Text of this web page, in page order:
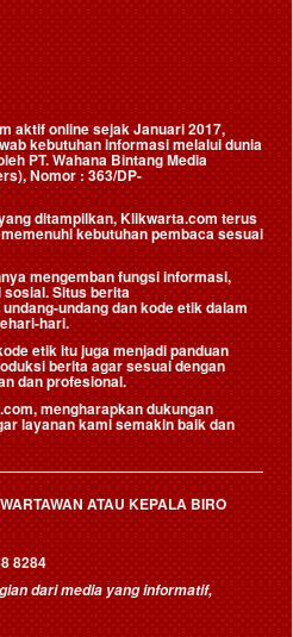
aktif online sejak Januari 2017,
kebutuhan informasi melalui dunia
PT. Wahana Bintang Media
, Nomor : 363/DP-
ditampilkan, Klikwarta.com terus
kebutuhan pembaca sesuai
mengemban fungsi informasi,
Situs berita
undang dan kode etik dalam
hari.
etik itu juga menjadi panduan
berita agar sesuai dengan
dan profesional.
mengharapkan dukungan
layanan kami semakin baik dan
ATAU KEPALA BIRO
8284
dari media yang informatif,